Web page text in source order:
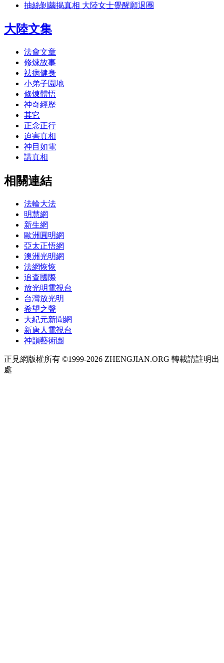
抽絲剝繭揭真相 大陸女士覺醒願退團
大陸文集
法會文章
修煉故事
祛病健身
小弟子園地
修煉體悟
神奇經歷
其它
正念正行
迫害真相
神目如電
講真相
相關連結
法輪大法
明慧網
新生網
歐洲圓明網
亞太正悟網
澳洲光明網
法網恢恢
追查國際
放光明電視台
台灣放光明
希望之聲
大紀元新聞網
新唐人電視台
神韻藝術團
正見網版權所有 ©1999-2026 ZHENGJIAN.ORG 轉載請註明出
處